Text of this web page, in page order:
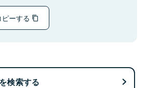
ーする
検索する